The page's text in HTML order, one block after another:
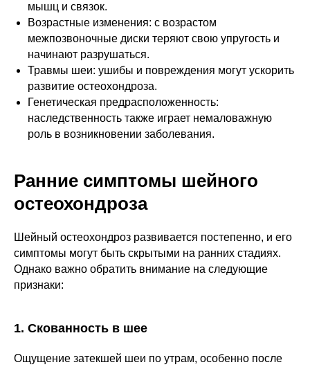
мышц и связок.
Возрастные изменения: с возрастом
межпозвоночные диски теряют свою упругость и
начинают разрушаться.
Травмы шеи: ушибы и повреждения могут ускорить
развитие остеохондроза.
Генетическая предрасположенность:
наследственность также играет немаловажную
роль в возникновении заболевания.
Ранние симптомы шейного
остеохондроза
Шейный остеохондроз развивается постепенно, и его
симптомы могут быть скрытыми на ранних стадиях.
Однако важно обратить внимание на следующие
признаки:
1. Скованность в шее
Ощущение затекшей шеи по утрам, особенно после